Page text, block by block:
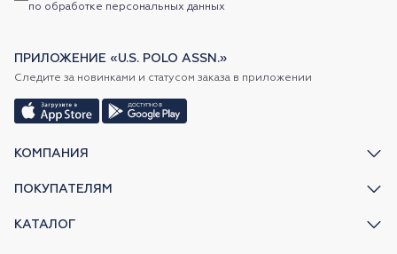
КОМПАНИЯ
ПОКУПАТЕЛЯМ
КАТАЛОГ
по обработке персональных данных
ПРИЛОЖЕНИЕ «U.S. POLO ASSN.»
Следите за новинками и статусом заказа в приложении